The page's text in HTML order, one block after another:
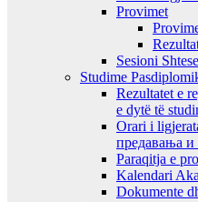
Provimet
Sesioni
Studime
Rezultatet e
e dytë të
Orari i
предавањa и
Paraqitja e
Kalendari
Dokumente